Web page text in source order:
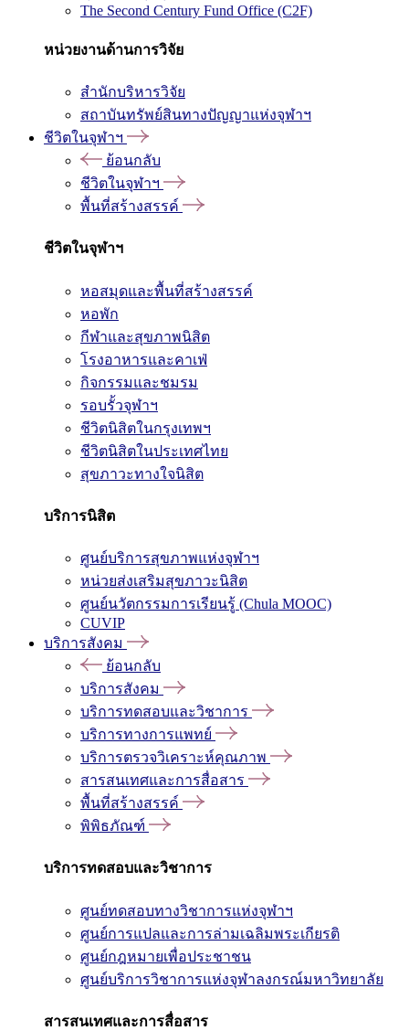
The Second Century Fund Office (C2F)
หน่วยงานด้านการวิจัย
สำนักบริหารวิจัย
สถาบันทรัพย์สินทางปัญญาแห่งจุฬาฯ
ชีวิตในจุฬาฯ
ย้อนกลับ
ชีวิตในจุฬาฯ
พื้นที่สร้างสรรค์
ชีวิตในจุฬาฯ
หอสมุดและพื้นที่สร้างสรรค์
หอพัก
กีฬาและสุขภาพนิสิต
โรงอาหารและคาเฟ่
กิจกรรมและชมรม
รอบรั้วจุฬาฯ
ชีวิตนิสิตในกรุงเทพฯ
ชีวิตนิสิตในประเทศไทย
สุขภาวะทางใจนิสิต
บริการนิสิต
ศูนย์บริการสุขภาพแห่งจุฬาฯ
หน่วยส่งเสริมสุขภาวะนิสิต
ศูนย์นวัตกรรมการเรียนรู้ (Chula MOOC)
CUVIP
บริการสังคม
ย้อนกลับ
บริการสังคม
บริการทดสอบและวิชาการ
บริการทางการแพทย์
บริการตรวจวิเคราะห์คุณภาพ
สารสนเทศและการสื่อสาร
พื้นที่สร้างสรรค์
พิพิธภัณฑ์
บริการทดสอบและวิชาการ
ศูนย์ทดสอบทางวิชาการแห่งจุฬาฯ
ศูนย์การแปลและการล่ามเฉลิมพระเกียรติ
ศูนย์กฎหมายเพื่อประชาชน
ศูนย์บริการวิชาการแห่งจุฬาลงกรณ์มหาวิทยาลัย
สารสนเทศและการสื่อสาร